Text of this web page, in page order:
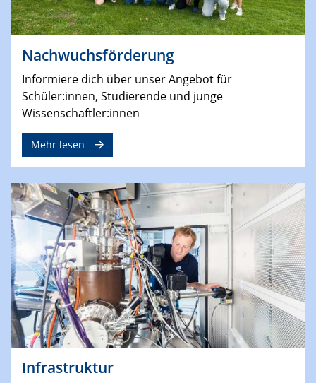
Nachwuchsförderung
Informiere dich über unser Angebot für
Schüler:innen, Studierende und junge
Wissenschaftler:innen
Mehr lesen
Infrastruktur